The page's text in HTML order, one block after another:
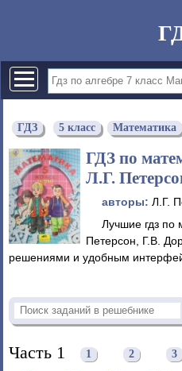
ГДЗ 5 класс Математика
ГДЗ по
Л.Г.
авторы: Л.Г.
Лучшие гдз по
Петерсон, Г.В.
решениями и удобным
Часть 1 1 2 3